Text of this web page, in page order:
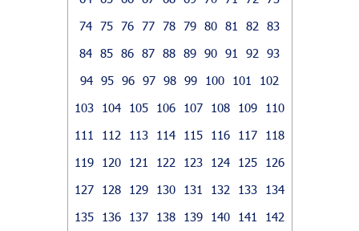
74 75 76 77 78 79 80 81 82
83
84 85 86 87 88 89 90 91 92
93
94 95 96 97 98 99 100 101
102
103
104 105 106 107 108 109
110
111
112 113 114 115 116 117
118
119
120 121 122 123 124 125
126
127
128 129 130 131 132 133
134
135
136 137 138 139 140 141
142